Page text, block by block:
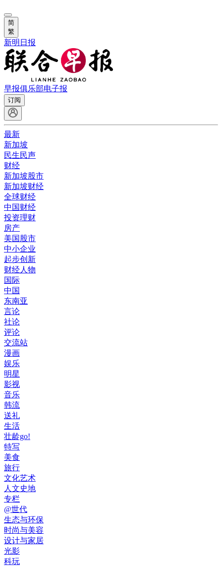
简
繁
新明日报
早报俱乐部电子报
订阅
最新
新加坡
民生民声
财经
新加坡股市
新加坡财经
全球财经
中国财经
投资理财
房产
美国股市
中小企业
起步创新
财经人物
国际
中国
东南亚
言论
社论
评论
交流站
漫画
娱乐
明星
影视
音乐
韩流
送礼
生活
壮龄go!
特写
美食
旅行
文化艺术
人文史地
专栏
@世代
生态与环保
时尚与美容
设计与家居
光影
科玩